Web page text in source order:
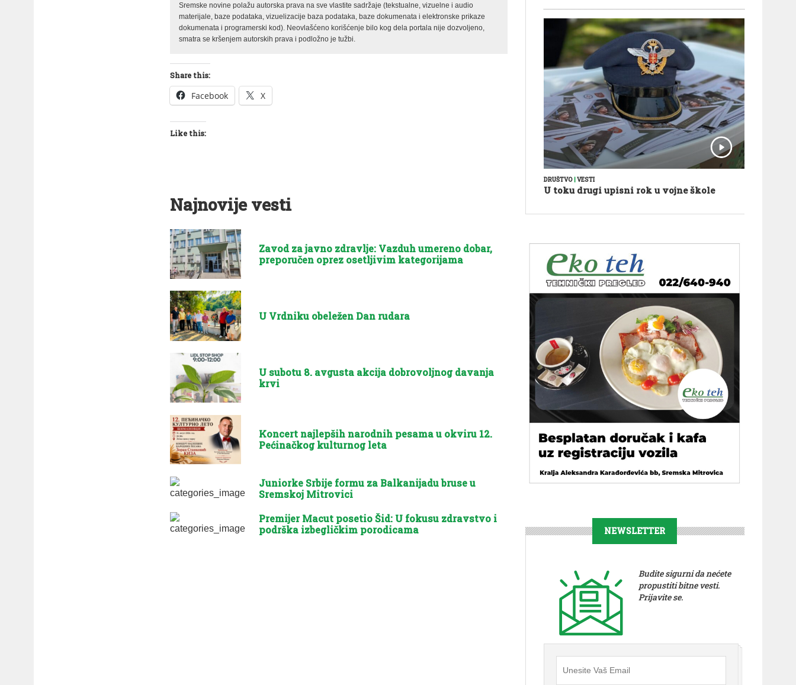
Sremske novine polažu autorska prava na sve vlastite sadržaje (tekstualne, vizuelne i audio
materijale, baze podataka, vizuelizacije baza podataka, baze dokumenata i elektronske prikaze
dokumenata i programerski kod). Neovlašćeno korišćenje bilo kog dela portala nije dozvoljeno,
smatra se kršenjem autorskih prava i podložno je tužbi.
Share this:
Facebook X
Like this:
Najnovije vesti
Zavod za javno zdravlje: Vazduh umereno dobar,
preporučen oprez osetljivim kategorijama
U Vrdniku obeležen Dan rudara
U subotu 8. avgusta akcija dobrovoljnog davanja
krvi
Koncert najlepših narodnih pesama u okviru 12.
Pećinačkog kulturnog leta
Juniorke Srbije formu za Balkanijadu bruse u
Sremskoj Mitrovici
Premijer Macut posetio Šid: U fokusu zdravstvo i
podrška izbegličkim porodicama
DRUŠTVO VESTI
U toku drugi upisni rok u vojne škole
NEWSLETTER
Budite sigurni da nećete
propustiti bitne vesti.
Prijavite se.